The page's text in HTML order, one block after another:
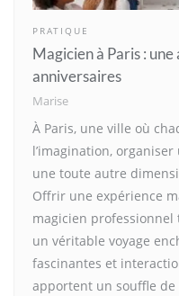
PRATIQUE
Magicien à Paris :
anniversaires
Marise
À Paris, une ville où
l’imagination,
une toute autre
Offrir une expérience
magicien
un véritable voyage
fascinantes et
apportent un souffle de